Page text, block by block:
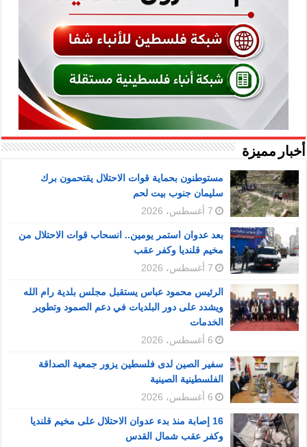
أخبار مميزة
مستوطنون بحماية قوات الاحتلال يقتحمون برك
سليمان جنوب بيت لحم
7 أغسطس، 2026
بعد عدوان استمر يومين.. انسحاب قوات الاحتلال من
مخيم قلنديا وكفر عقب
7 أغسطس، 2026
الرئيس محمود عباس يستقبل مجلس بلدية رام الله
ويشدد على دور البلديات في دعم الصمود وتطوير
الخدمات
6 أغسطس، 2026
سفير الصين لدى فلسطين يزور جمعية الصداقة
الفلسطينية الصينية
6 أغسطس، 2026
16 إصابة منذ بدء عدوان الاحتلال على مخيم قلنديا
وكفر عقب شمال القدس